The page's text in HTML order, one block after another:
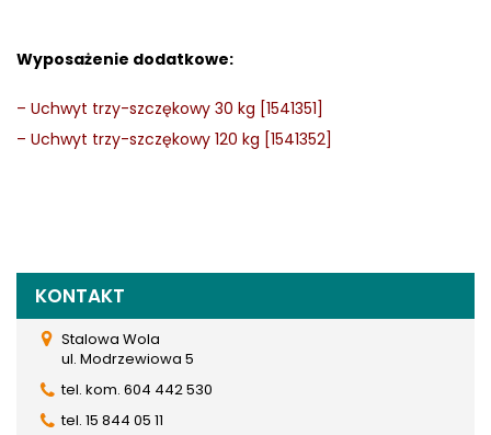
Wyposażenie dodatkowe:
– Uchwyt trzy-szczękowy 30 kg [1541351]
– Uchwyt trzy-szczękowy 120 kg [1541352]
KONTAKT
Stalowa Wola
ul. Modrzewiowa 5
tel. kom. 604 442 530
tel. 15 844 05 11